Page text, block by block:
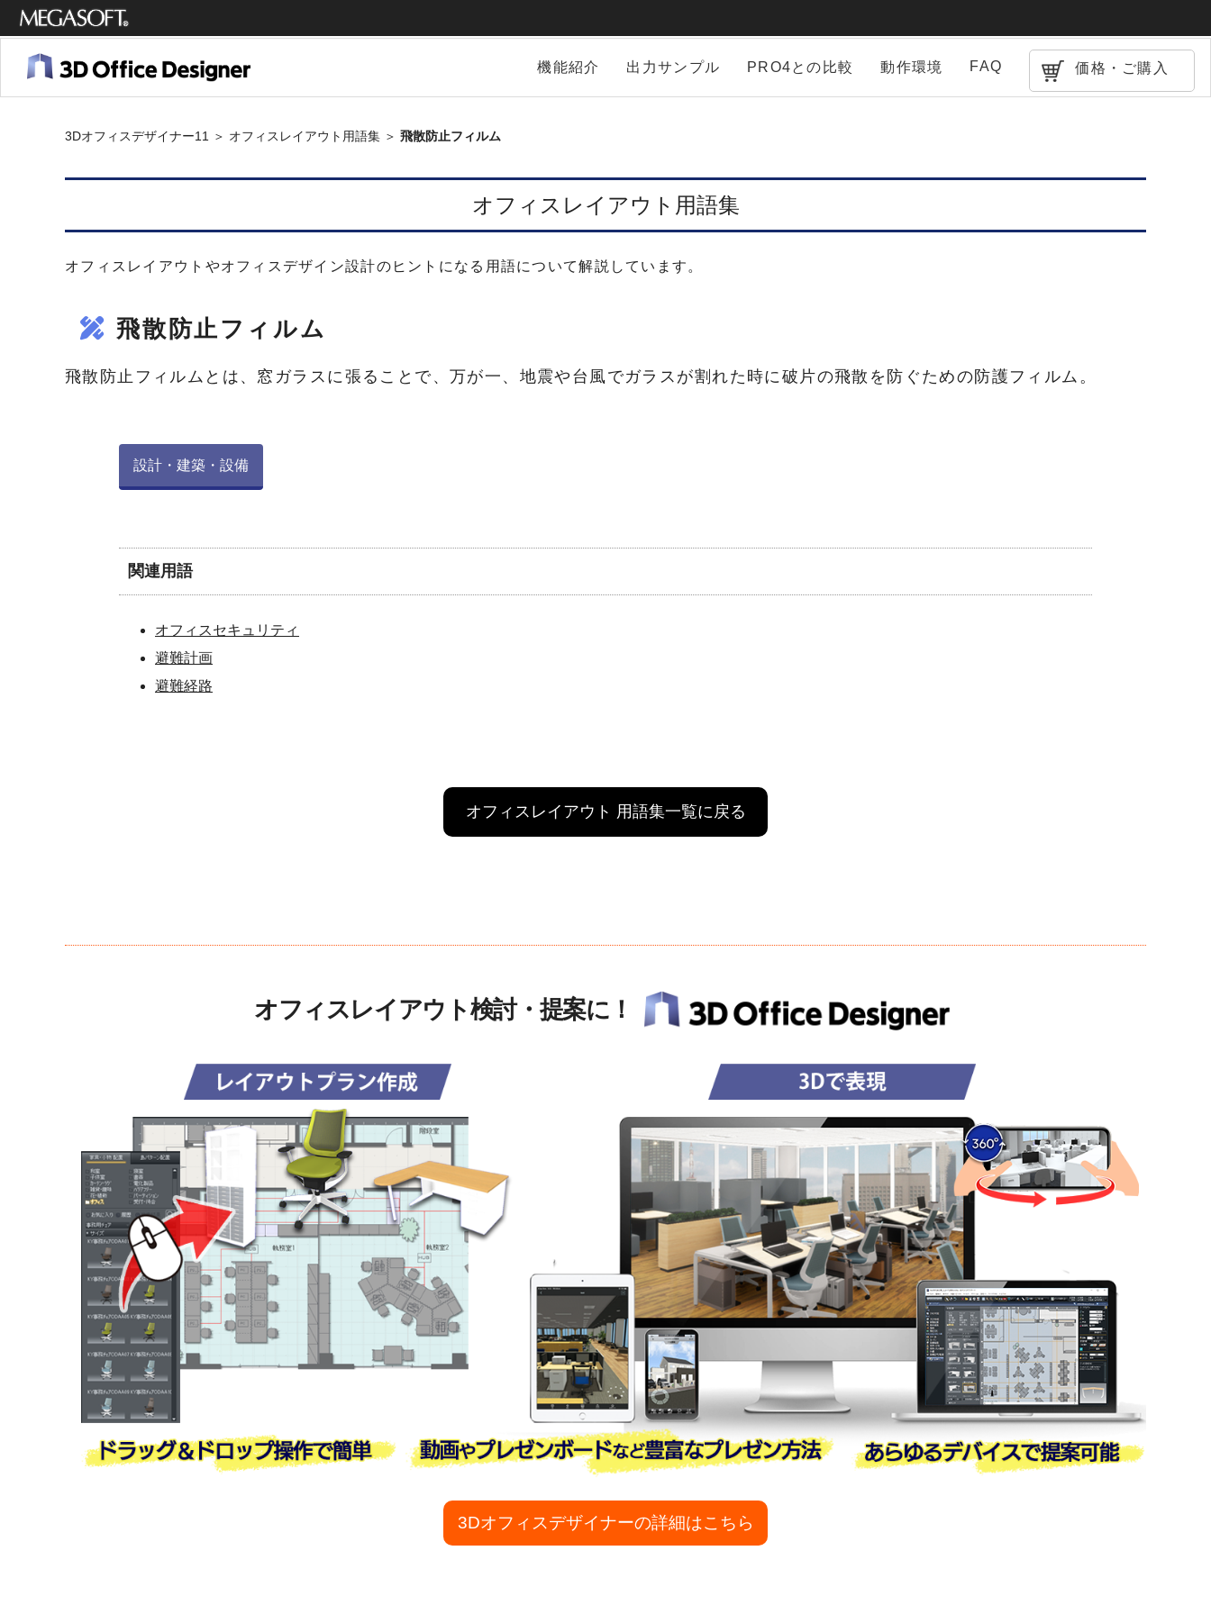
メガソ
フト株
式会社
機能紹介 出力サンプル PRO4との比較 動作環境 FAQ 価格・ご購入
3Dオフィスデザイナー11 ＞ オフィスレイアウト用語集 ＞ 飛散防止フィルム
オフィスレイアウト用語集
オフィスレイアウトやオフィスデザイン設計のヒントになる用語について解説しています。
飛散防止フィルム
飛散防止フィルムとは、窓ガラスに張ることで、万が一、地震や台風でガラスが割れた時に破片の飛散を防ぐための防護フィルム。
設計・建築・設備
関連用語
オフィスセキュリティ
避難計画
避難経路
オフィスレイアウト 用語集一覧に戻る
オフィスレイアウト検討・提案に！
3Dオフィスデザイナーの詳細はこちら